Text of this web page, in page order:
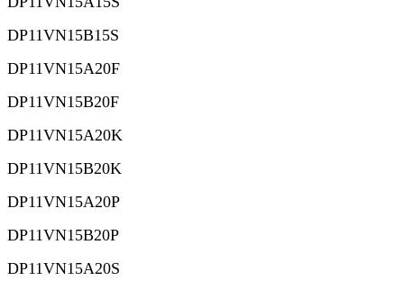
DP11VN15B15S
DP11VN15A20F
DP11VN15B20F
DP11VN15A20K
DP11VN15B20K
DP11VN15A20P
DP11VN15B20P
DP11VN15A20S